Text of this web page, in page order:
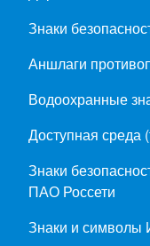
Знаки
Аншлаги
Водоохранные
Доступная среда
Знаки
ПАО Россети
Знаки и символы